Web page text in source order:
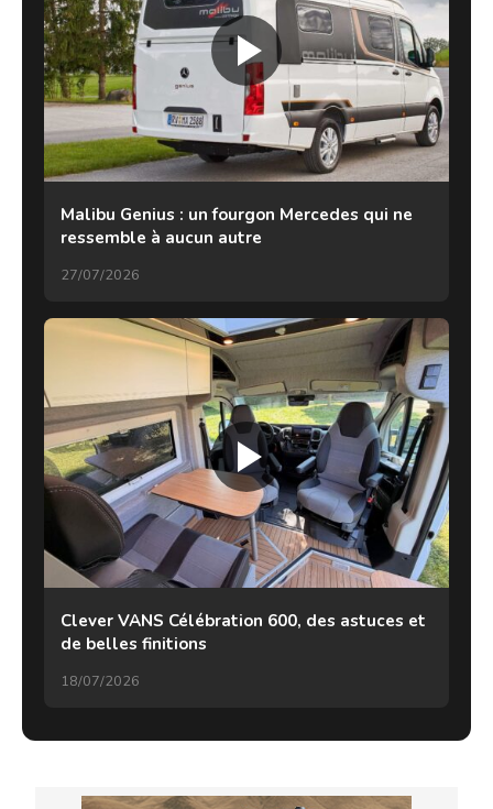
Malibu Genius : un fourgon Mercedes qui ne
ressemble à aucun autre
27/07/2026
Clever VANS Célébration 600, des astuces et
de belles finitions
18/07/2026